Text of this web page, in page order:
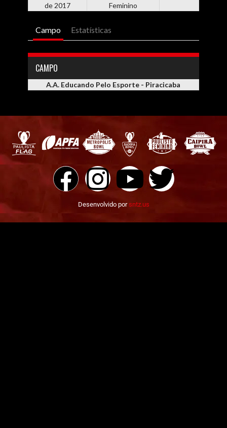
de 2017
Feminino
Campo Estatísticas
CAMPO
A.A. Educando Pelo Esporte - Piracicaba
Desenvolvido porsntz.us